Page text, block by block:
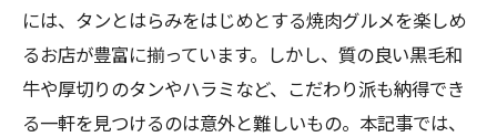
には、タンとはらみをはじめとする焼肉グルメを楽しめ
るお店が豊富に揃っています。しかし、質の良い黒毛和
牛や厚切りのタンやハラミなど、こだわり派も納得でき
る一軒を見つけるのは意外と難しいもの。本記事では、